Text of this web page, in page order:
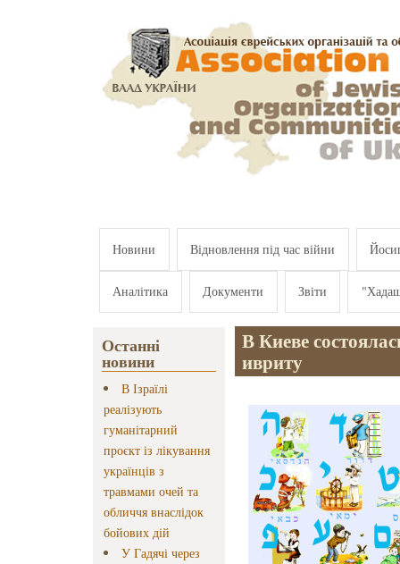
Новини Відновлення під час війни
Аналітика Документи Звіти
Останні
новини
В Ізраїлі
реалізують
гуманітарний
проєкт із лікування
українців з
травмами очей та
обличчя внаслідок
бойових дій
У Гадячі через
В Киеве
ивриту